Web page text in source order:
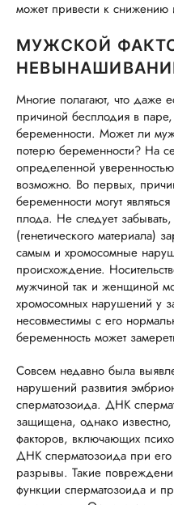
может привести к снижению
МУЖСКОЙ
Многие полагают, что даже
причиной бесплодия в
беременности. Может ли
потерю беременности? На
определенной
возможно. Во первых,
беременности могут
плода. Не следует
(генетического материала)
самым и хромосомные
происхождение.
мужчиной так и женщиной
хромосомных нарушений у
несовместимы с его
беременность может
Совсем недавно была
нарушений развития
сперматозоида. ДНК
защищена, однако
факторов, включающих
ДНК сперматозоида при его
разрывы. Такие
функции сперматозоида и